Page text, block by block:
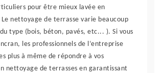
pour être mieux lavée en
nettoyage de terrasse varie beaucoup
type (bois, béton, pavés, etc... ). Si vous
les professionnels de l‘entreprise
plus à même de répondre à vos
nettoyage de terrasses en garantissant